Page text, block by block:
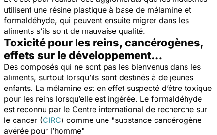
utilisent une résine plastique à base de mélamine et
formaldéhyde, qui peuvent ensuite migrer dans les
aliments s’ils sont de mauvaise qualité.
Toxicité pour les reins, cancérogènes,
effets sur le développement…
Des composés qui ne sont pas les bienvenus dans les
aliments, surtout lorsqu’ils sont destinés à de jeunes
enfants. La mélamine est en effet suspecté d’être toxique
pour les reins lorsqu’elle est ingérée. Le formaldéhyde
est reconnu par le Centre international de recherche sur
le cancer (CIRC) comme une "substance cancérogène
avérée pour l’homme"